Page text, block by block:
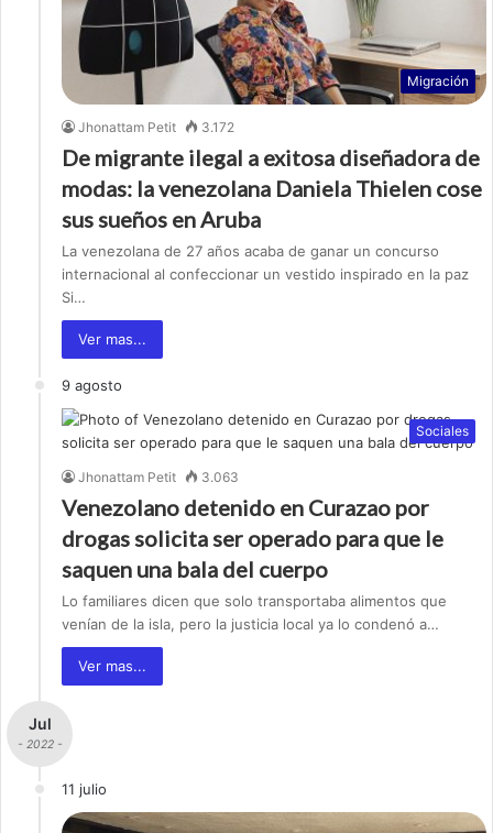
Migración
Jhonattam Petit 3.172
De migrante ilegal a exitosa diseñadora de
modas: la venezolana Daniela Thielen cose
sus sueños en Aruba
La venezolana de 27 años acaba de ganar un concurso
internacional al confeccionar un vestido inspirado en la paz
Si…
Ver mas...
9 agosto
Sociales
Jhonattam Petit 3.063
Venezolano detenido en Curazao por
drogas solicita ser operado para que le
saquen una bala del cuerpo
Lo familiares dicen que solo transportaba alimentos que
venían de la isla, pero la justicia local ya lo condenó a…
Ver mas...
Jul
- 2022 -
11 julio